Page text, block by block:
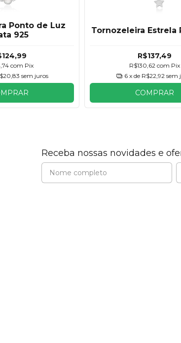
Ponto de Luz
925
com Pix
sem juros
Tornozeleira Estrela
R$137,49
R$130,62 com Pix
6 x de R$22,92 sem
COMPRAR
Receba nossas novidades e